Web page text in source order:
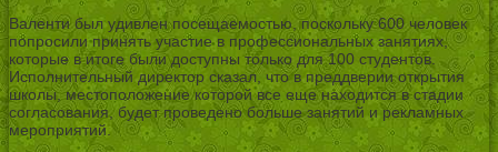
Валенти был удивлен посещаемостью, поскольку 600 человек
попросили принять участие в профессиональных занятиях,
которые в итоге были доступны только для 100 студентов.
Исполнительный директор сказал, что в преддверии открытия
школы, местоположение которой все еще находится в стадии
согласования, будет проведено больше занятий и рекламных
мероприятий.